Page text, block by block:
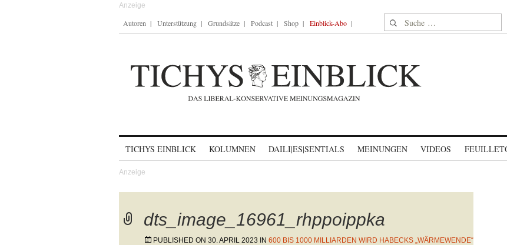
Autoren Unterstützung Grundsätze Podcast Shop Einblick-Abo Suche nach:
TICHYS EINBLICK KOLUMNEN DAILI|ES|SENTIALS MEINUNGEN VIDEOS
dts_image_16961_rhppoippka
PUBLISHED ON 30. APRIL 2023 IN 600 BIS 1000 MILLIARDEN WIRD HABECKS „WÄRMEWENDE“